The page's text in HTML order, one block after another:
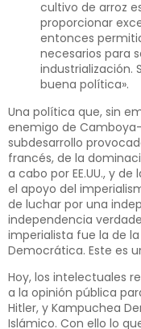
cultivo de arroz
proporcionar
entonces
necesarios para
industrialización.
buena política».
Una política que, sin
enemigo de
subdesarrollo
francés, de la
a cabo por EE.UU., y
el apoyo del
de luchar por una
independencia
imperialista fue la de
Democrática. Este es
Hoy, los intelectuales
a la opinión pública
Hitler, y Kampuchea
Islámico. Con ello lo